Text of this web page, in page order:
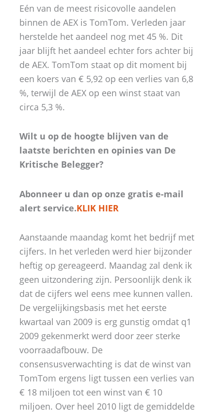
Eén van de meest risicovolle aandelen
binnen de AEX is TomTom. Verleden jaar
herstelde het aandeel nog met 45 %. Dit
jaar blijft het aandeel echter fors achter bij
de AEX. TomTom staat op dit moment bij
een koers van € 5,92 op een verlies van 6,8
%, terwijl de AEX op een winst staat van
circa 5,3 %.
Wilt u op de hoogte blijven van de
laatste berichten en opinies van De
Kritische Belegger?
Abonneer u dan op onze gratis e-mail
alert service.KLIK HIER
Aanstaande maandag komt het bedrijf met
cijfers. In het verleden werd hier bijzonder
heftig op gereageerd. Maandag zal denk ik
geen uitzondering zijn. Persoonlijk denk ik
dat de cijfers wel eens mee kunnen vallen.
De vergelijkingsbasis met het eerste
kwartaal van 2009 is erg gunstig omdat q1
2009 gekenmerkt werd door zeer sterke
voorraadafbouw. De
consensusverwachting is dat de winst van
TomTom ergens ligt tussen een verlies van
€ 18 miljoen tot een winst van € 10
miljoen. Over heel 2010 ligt de gemiddelde